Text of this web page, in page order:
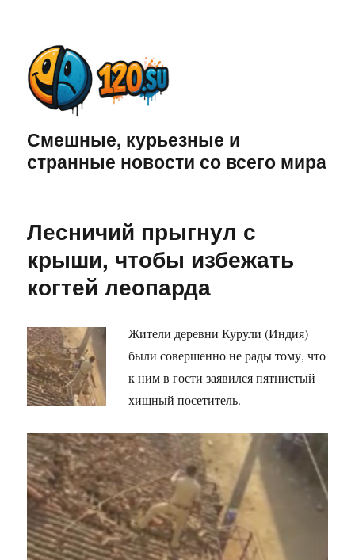
Смешные, курьезные и
странные новости со всего мира
Лесничий прыгнул с
крыши, чтобы избежать
когтей леопарда
Жители деревни Курули (Индия)
были совершенно не рады тому, что
к ним в гости заявился пятнистый
хищный посетитель.